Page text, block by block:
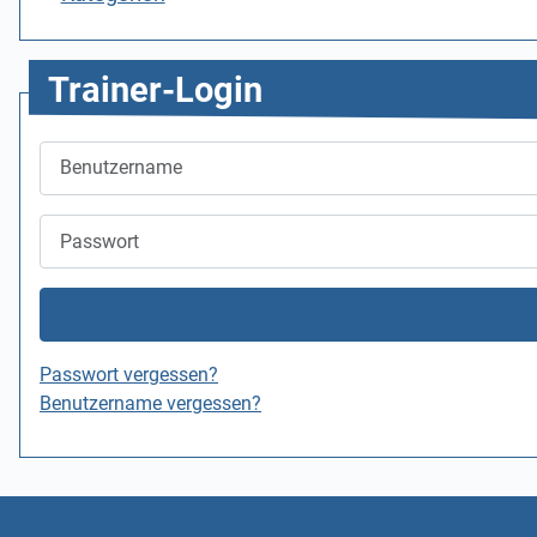
Trainer-Login
Passwort vergessen?
Benutzername vergessen?